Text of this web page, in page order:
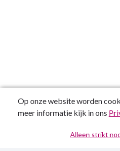
Op onze website worden
meer informatie kijk in ons
Alleen strikt